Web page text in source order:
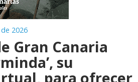
2026
Gran Canaria
su
para ofrecer